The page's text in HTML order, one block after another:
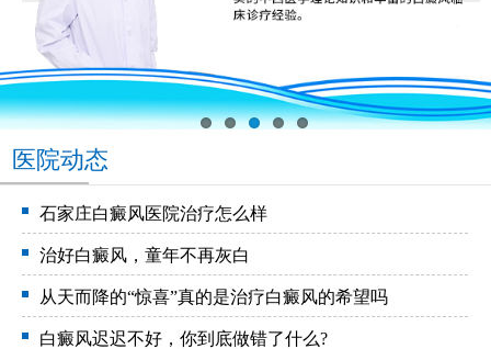
医院动态
石家庄白癜风医院治疗怎么样
治好白癜风，童年不再灰白
从天而降的“惊喜”真的是治疗白癜风的希望吗
白癜风迟迟不好，你到底做错了什么?